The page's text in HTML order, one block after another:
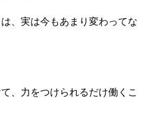
、実は今もあまり変わってな
、力をつけられるだけ働くこ